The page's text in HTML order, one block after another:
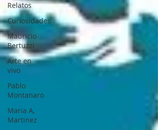
Relatos
Curiosidades
Mauricio
Bertuzzi
Arte en
vivo
Pablo
Montanaro
Maria A,
Martinez